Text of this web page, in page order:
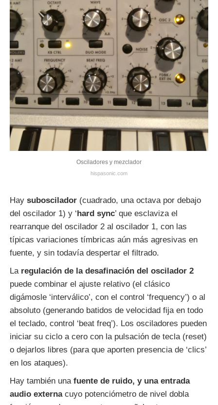
Osciladores y mezclador
hispasonic.com
Hay suboscilador (cuadrado, una octava por debajo
del oscilador 1) y ‘hard sync’ que esclaviza el
rearranque del oscilador 2 al oscilador 1, con las
típicas variaciones tímbricas aún más agresivas en
fuente, y sin todavía despertar el filtrado.
La regulación de la desafinación del oscilador 2
puede combinar el ajuste relativo (el clásico
digámosle ‘interválico’, con el control ‘frequency’) o al
absoluto (generando batidos de velocidad fija en todo
el teclado, control ‘beat freq’). Los osciladores pueden
iniciar su ciclo a cero con la pulsación de tecla (reset)
o dejarlos libres (para que aporten presencia de ‘clics’
en los ataques).
Hay también una fuente de ruido, y una entrada
audio externa cuyo potenciómetro de nivel dobla